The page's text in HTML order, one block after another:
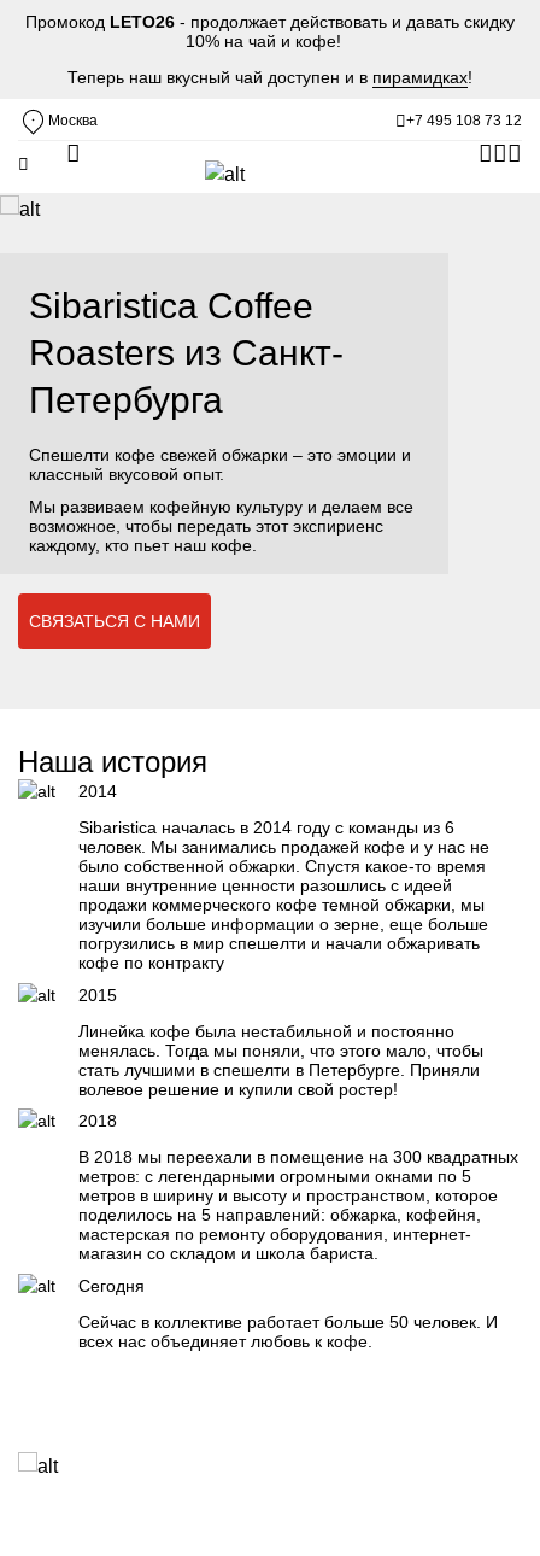
Промокод LETO26 - продолжает действовать и давать скидку
10% на чай и кофе!
Теперь наш вкусный чай доступен и в пирамидках!
+7 495 108 73 12
Москва
Sibaristica Coffee
Roasters из Санкт-
Петербурга
Спешелти кофе свежей обжарки – это эмоции и
классный вкусовой опыт.
Мы развиваем кофейную культуру и делаем все
возможное, чтобы передать этот экспириенс
каждому, кто пьет наш кофе.
СВЯЗАТЬСЯ С НАМИ
Наша история
2014
Sibaristica началась в 2014 году с команды из 6
человек. Мы занимались продажей кофе и у нас не
было собственной обжарки. Спустя какое-то время
наши внутренние ценности разошлись с идеей
продажи коммерческого кофе темной обжарки, мы
изучили больше информации о зерне, еще больше
погрузились в мир спешелти и начали обжаривать
кофе по контракту
2015
Линейка кофе была нестабильной и постоянно
менялась. Тогда мы поняли, что этого мало, чтобы
стать лучшими в спешелти в Петербурге. Приняли
волевое решение и купили свой ростер!
2018
В 2018 мы переехали в помещение на 300 квадратных
метров: с легендарными огромными окнами по 5
метров в ширину и высоту и пространством, которое
поделилось на 5 направлений: обжарка, кофейня,
мастерская по ремонту оборудования, интернет-
магазин со складом и школа бариста.
Сегодня
Сейчас в коллективе работает больше 50 человек. И
всех нас объединяет любовь к кофе.